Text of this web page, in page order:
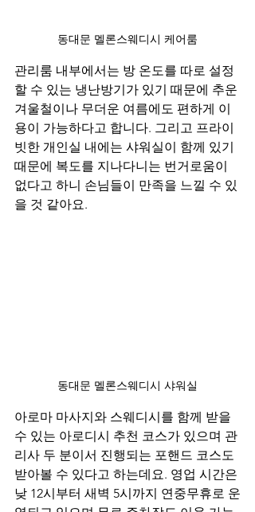
동대문 멜론스웨디시 케어룸
관리룸 내부에서는 방 온도를 따로 설정
할 수 있는 냉난방기가 있기 때문에 추운
겨울철이나 무더운 여름에도 편하게 이
용이 가능하다고 합니다. 그리고 프라이
빗한 개인실 내에는 샤워실이 함께 있기
때문에 복도를 지나다니는 번거로움이
없다고 하니 손님들이 만족을 느낄 수 있
을 것 같아요.
동대문 멜론스웨디시 샤워실
아로마 마사지와 스웨디시를 함께 받을
수 있는 아로디시 추천 코스가 있으며 관
리사 두 분이서 진행되는 포핸드 코스도
받아볼 수 있다고 하는데요. 영업 시간은
낮 12시부터 새벽 5시까지 연중무휴로 운